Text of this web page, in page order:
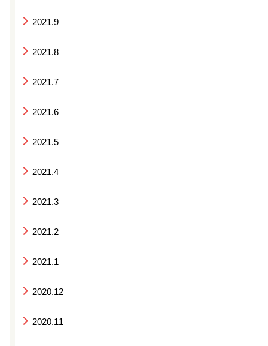
2021.9
2021.8
2021.7
2021.6
2021.5
2021.4
2021.3
2021.2
2021.1
2020.12
2020.11